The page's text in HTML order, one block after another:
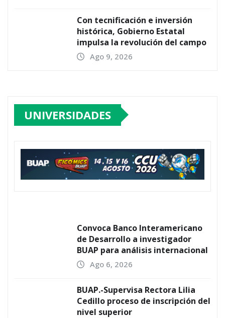
Con tecnificación e inversión
histórica, Gobierno Estatal
impulsa la revolución del campo
Ago 9, 2026
UNIVERSIDADES
Convoca Banco Interamericano
de Desarrollo a investigador
BUAP para análisis internacional
Ago 6, 2026
BUAP.-Supervisa Rectora Lilia
Cedillo proceso de inscripción del
nivel superior